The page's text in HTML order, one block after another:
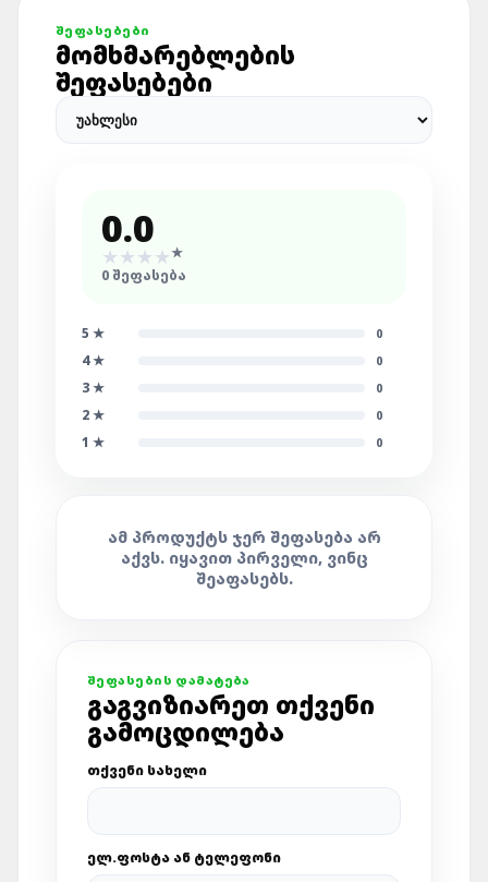
ᲨᲔᲤᲐᲡᲔᲑᲔᲑᲘ
ᲛᲝᲛᲮᲛᲐᲠᲔᲑᲚᲔᲑᲘᲡ
ᲨᲔᲤᲐᲡᲔᲑᲔᲑᲘ
0.0
★★★★★
0ᲨᲔᲤᲐᲡᲔᲑᲐ
5 ★ 0
4★ 0
3★ 0
2★ 0
1 ★ 0
ᲐᲛ ᲞᲠᲝᲓᲣᲥᲢᲡ ᲯᲔᲠ ᲨᲔᲤᲐᲡᲔᲑᲐ ᲐᲠ
ᲐᲥᲕᲡ. ᲘᲧᲐᲕᲘᲗ ᲞᲘᲠᲕᲔᲚᲘ, ᲕᲘᲜᲪ
ᲨᲔᲐᲤᲐᲡᲔᲑᲡ.
ᲨᲔᲤᲐᲡᲔᲑᲘᲡ ᲓᲐᲛᲐᲢᲔᲑᲐ
ᲒᲐᲒᲕᲘᲖᲘᲐᲠᲔᲗ ᲗᲥᲕᲔᲜᲘ
ᲒᲐᲛᲝᲪᲓᲘᲚᲔᲑᲐ
ᲗᲥᲕᲔᲜᲘ ᲡᲐᲮᲔᲚᲘ
ᲔᲚ.ᲤᲝᲡᲢᲐ ᲐᲜ ᲢᲔᲚᲔᲤᲝᲜᲘ